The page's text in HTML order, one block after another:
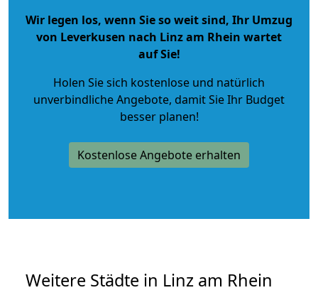
Wir legen los, wenn Sie so weit sind, Ihr Umzug
von Leverkusen nach Linz am Rhein wartet
auf Sie!
Holen Sie sich kostenlose und natürlich
unverbindliche Angebote, damit Sie Ihr Budget
besser planen!
Kostenlose Angebote erhalten
Weitere Städte in Linz am Rhein